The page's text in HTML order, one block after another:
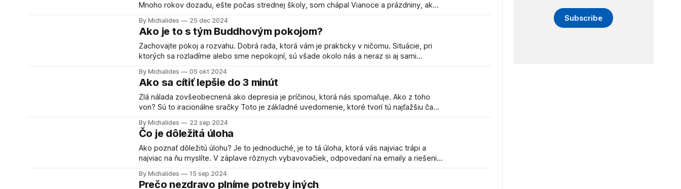
Mnoho rokov dozadu, ešte počas strednej školy, som chápal Vianoce a prázdniny, ako
domácich úloh. Postupom času sa však Vianoce u mňa stávali
By Michalides 25 dec 2024
Ako je to s tým Buddhovým pokojom?
Zachovajte pokoj a rozvahu. Dobrá rada, ktorá vám je prakticky v ničomu. Situácie, pri
ktorých sa rozladíme alebo sme nepokojní, sú všade okolo nás a neraz si aj sami
ale trochu ťažšie sa to vykoná. Môj
By Michalides 05 okt 2024
Ako sa cítiť lepšie do 3 minút
Zlá nálada zovšeobecnená ako depresia je príčinou, ktorá nás spomaľuje. Ako z toho
von? Sú to iracionálne sračky Toto je základné uvedomenie, ktoré tvorí tú najťažšiu časť.
Neznamená, že to bude o 5 minút
By Michalides 22 sep 2024
Čo je dôležitá úloha
Ako poznať dôležitú úlohu? Je to jednoduché, je to tá úloha, ktorá vás najviac trápi a
najviac na ňu myslíte. V záplave rôznych vybavovačiek, odpovedaní na emaily a riešeniu
V minulosti som bol notorickým
By Michalides 15 sep 2024
Prečo nezdravo plníme potreby iných
Subscribe